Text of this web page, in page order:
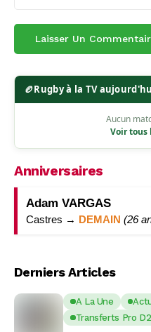
🏉Rugby à la TV
Aucun
Voir tous
Anniversaires
Adam VARGAS
Castres → DEMAIN (26
Derniers Articles
A La Une
Transferts Pro D2